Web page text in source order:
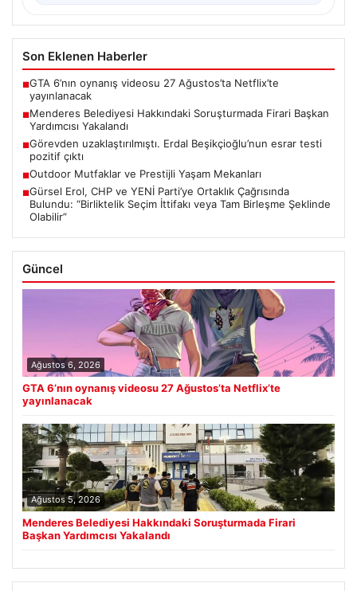
Son Eklenen Haberler
■GTA 6’nın oynanış videosu 27 Ağustos’ta Netflix’te
yayınlanacak
■Menderes Belediyesi Hakkındaki Soruşturmada Firari Başkan
Yardımcısı Yakalandı
■Görevden uzaklaştırılmıştı. Erdal Beşikçioğlu’nun esrar testi
pozitif çıktı
■Outdoor Mutfaklar ve Prestijli Yaşam Mekanları
■Gürsel Erol, CHP ve YENİ Parti’ye Ortaklık Çağrısında
Bulundu: “Birliktelik Seçim İttifakı veya Tam Birleşme Şeklinde
Olabilir”
Güncel
Ağustos 6, 2026
GTA 6’nın oynanış videosu 27 Ağustos’ta Netflix’te
yayınlanacak
Ağustos 5, 2026
Menderes Belediyesi Hakkındaki Soruşturmada Firari
Başkan Yardımcısı Yakalandı